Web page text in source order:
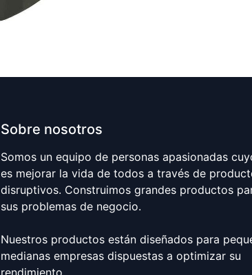
Sobre nosotros
Somos un equipo de personas apasionadas
es mejorar la vida de todos a través de
disruptivos. Construimos grandes productos
sus problemas de negocio.
Nuestros productos están diseñados para
medianas empresas dispuestas a optimizar su
rendimiento.